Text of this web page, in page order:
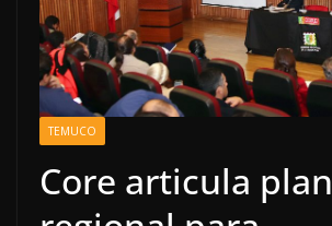
TEMUCO
Core articula plan